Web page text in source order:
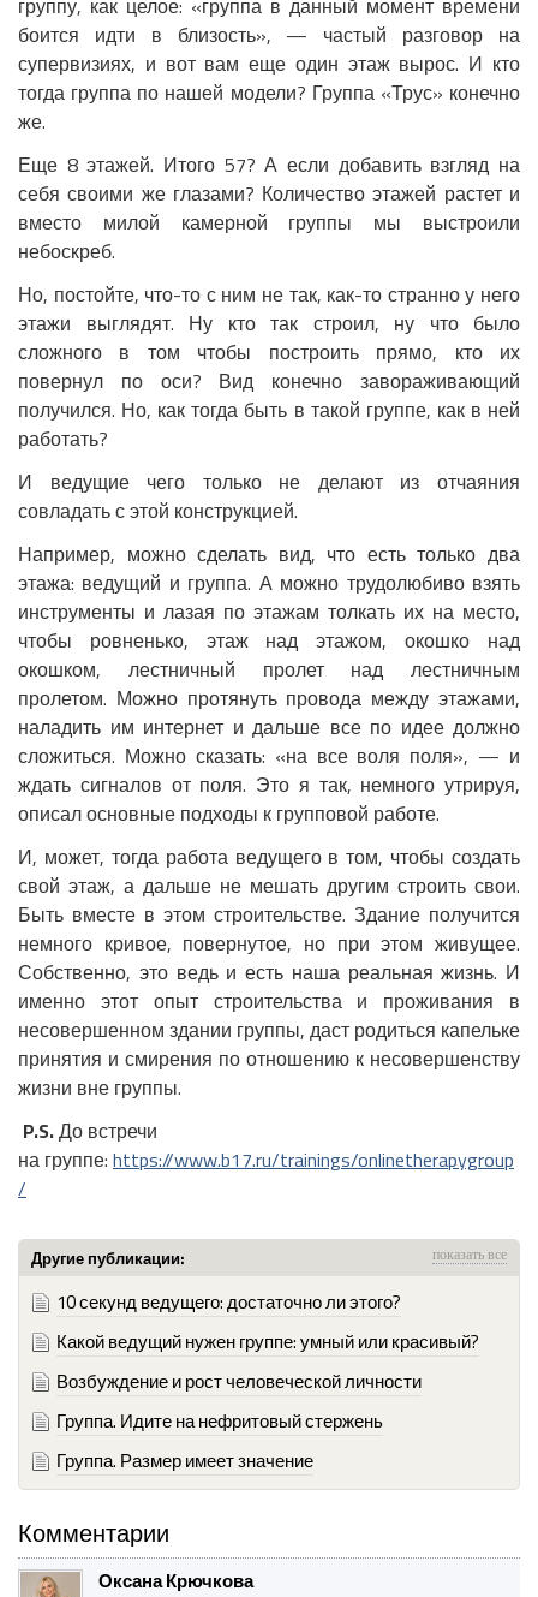
группу, как целое: «группа в данный момент времени
боится идти в близость», — частый разговор на
супервизиях, и вот вам еще один этаж вырос. И кто
тогда группа по нашей модели? Группа «Трус» конечно
же.
Еще 8 этажей. Итого 57? А если добавить взгляд на
себя своими же глазами? Количество этажей растет и
вместо милой камерной группы мы выстроили
небоскреб.
Но, постойте, что-то с ним не так, как-то странно у него
этажи выглядят. Ну кто так строил, ну что было
сложного в том чтобы построить прямо, кто их
повернул по оси? Вид конечно завораживающий
получился. Но, как тогда быть в такой группе, как в ней
работать?
И ведущие чего только не делают из отчаяния
совладать с этой конструкцией.
Например, можно сделать вид, что есть только два
этажа: ведущий и группа. А можно трудолюбиво взять
инструменты и лазая по этажам толкать их на место,
чтобы ровненько, этаж над этажом, окошко над
окошком, лестничный пролет над лестничным
пролетом. Можно протянуть провода между этажами,
наладить им интернет и дальше все по идее должно
сложиться. Можно сказать: «на все воля поля», — и
ждать сигналов от поля. Это я так, немного утрируя,
описал основные подходы к групповой работе.
И, может, тогда работа ведущего в том, чтобы создать
свой этаж, а дальше не мешать другим строить свои.
Быть вместе в этом строительстве. Здание получится
немного кривое, повернутое, но при этом живущее.
Собственно, это ведь и есть наша реальная жизнь. И
именно этот опыт строительства и проживания в
несовершенном здании группы, даст родиться капельке
принятия и смирения по отношению к несовершенству
жизни вне группы.
P.S.До встречи
на группе: https://www.b17.ru/trainings/onlinetherapygroup
/
показать все
Другие публикации:
10 секунд ведущего: достаточно ли этого?
Какой ведущий нужен группе: умный или красивый?
Возбуждение и рост человеческой личности
Группа. Идите на нефритовый стержень
Группа. Размер имеет значение
Комментарии
Оксана Крючкова